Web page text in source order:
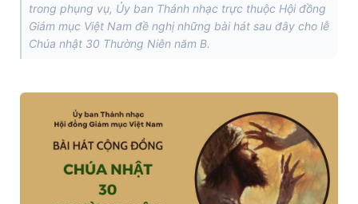
trong phụng vụ, Ủy ban Thánh nhạc trực thuộc Hội đồng
Giám mục Việt Nam đề nghị những bài hát sau đây cho lễ
Chúa nhật 30 Thường Niên năm B.